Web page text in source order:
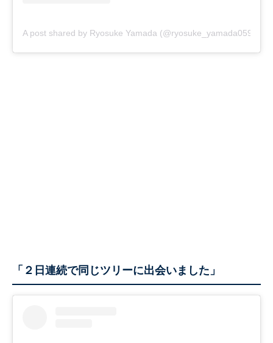
A post shared by Ryosuke Yamada (@ryosuke_yamada059)
「２日連続で同じツリーに出会いました」